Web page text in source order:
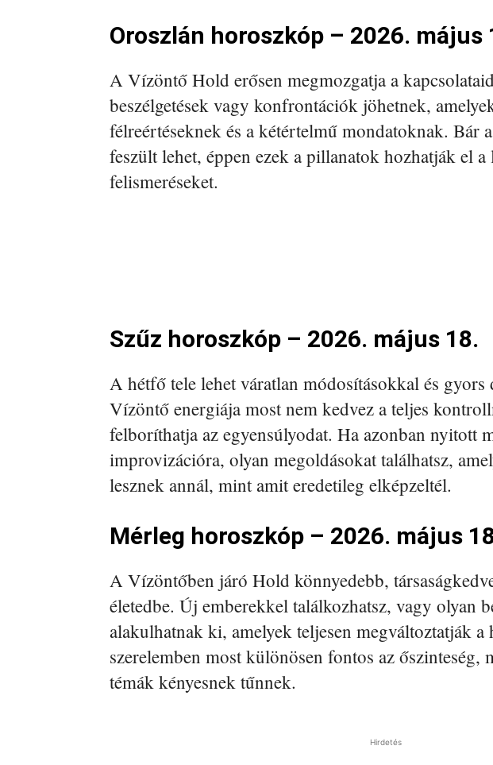
Oroszlán horoszkóp – 2026. május
A Vízöntő Hold erősen megmozgatja a
beszélgetések vagy konfrontációk jöhetnek,
félreértéseknek és a kétértelmű mondatoknak. Bár
feszült lehet, éppen ezek a pillanatok hozhatják el
felismeréseket.
Szűz horoszkóp – 2026. május 18.
A hétfő tele lehet váratlan módosításokkal és
Vízöntő energiája most nem kedvez a teljes
felboríthatja az egyensúlyodat. Ha azonban nyitott
improvizációra, olyan megoldásokat találhatsz,
lesznek annál, mint amit eredetileg elképzeltél.
Mérleg horoszkóp – 2026. május
A Vízöntőben járó Hold könnyedebb,
életedbe. Új emberekkel találkozhatsz, vagy olyan
alakulhatnak ki, amelyek teljesen megváltoztatják
szerelemben most különösen fontos az őszinteség,
témák kényesnek tűnnek.
Hirdetés